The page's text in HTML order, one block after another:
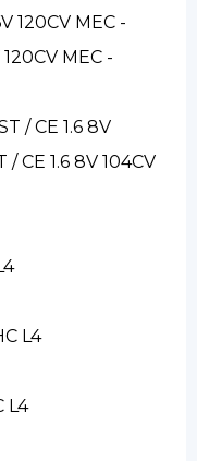
120CV MEC -
MEC -
/ CE 1.6 8V
CE 1.6 8V 104CV
L4
L4